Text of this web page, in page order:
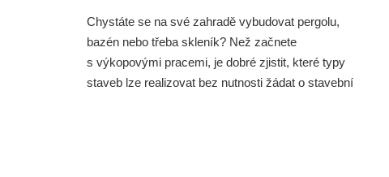
Chystáte se na své zahradě vybudovat pergolu,
bazén nebo třeba skleník? Než začnete
s výkopovými pracemi, je dobré zjistit, které typy
staveb lze realizovat bez nutnosti žádat o stavební